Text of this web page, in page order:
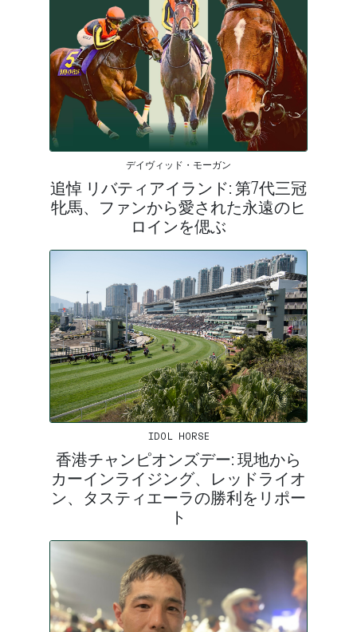
デイヴィッド・モーガン
追悼 リバティアイランド: 第7代三冠
牝馬、ファンから愛された永遠のヒ
ロインを偲ぶ
IDOL HORSE
香港チャンピオンズデー: 現地から
カーインライジング、レッドライオ
ン、タスティエーラの勝利をリポー
ト